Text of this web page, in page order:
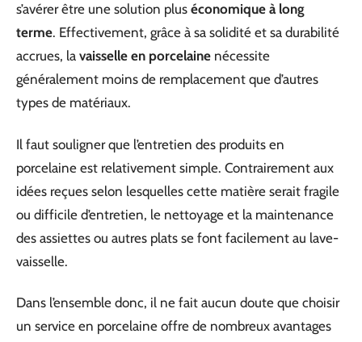
s’avérer être une solution plus économique à long
terme. Effectivement, grâce à sa solidité et sa durabilité
accrues, la vaisselle en porcelaine nécessite
généralement moins de remplacement que d’autres
types de matériaux.
Il faut souligner que l’entretien des produits en
porcelaine est relativement simple. Contrairement aux
idées reçues selon lesquelles cette matière serait fragile
ou difficile d’entretien, le nettoyage et la maintenance
des assiettes ou autres plats se font facilement au lave-
vaisselle.
Dans l’ensemble donc, il ne fait aucun doute que choisir
un service en porcelaine offre de nombreux avantages